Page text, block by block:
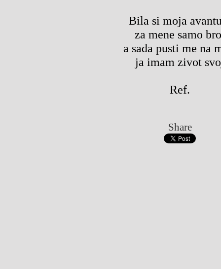
Bila si moja
za mene samo
a sada pusti me na
ja imam zivot
Ref.
Share